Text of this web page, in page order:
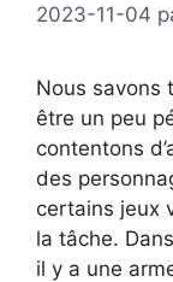
2023-11-04
Nous savons
être un peu
contentons
des
certains jeux
la tâche.
il y a une